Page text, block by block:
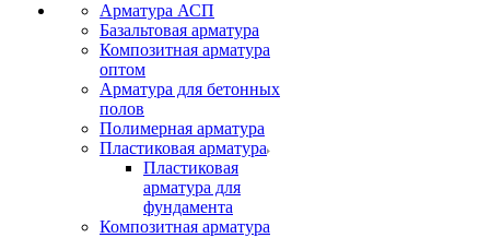
Арматура АСП
Базальтовая арматура
Композитная арматура
оптом
Арматура для бетонных
полов
Полимерная арматура
Пластиковая арматура
Пластиковая
арматура для
фундамента
Композитная арматура